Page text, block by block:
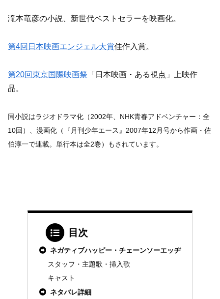
滝本竜彦の小説、新世代ベストセラーを映画化。
第4回日本映画エンジェル大賞佳作入賞。
第20回東京国際映画祭 「日本映画・ある視点」上映作
品。
同小説はラジオドラマ化（2002年、NHK青春アドベンチャー：全
10回）、漫画化（『月刊少年エース』2007年12月号から作画・佐
伯淳一で連載。単行本は全2巻）もされています。
目次
ネガティブハッピー・チェーンソーエッヂ
スタッフ・主題歌・挿入歌
キャスト
ネタバレ詳細